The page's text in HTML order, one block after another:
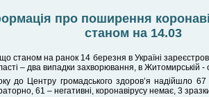
про поширення
станом на 14.03
станом на ранок 14 березня в Україні
– два випадки захворювання, в Житомирській
до Центру громадського здоров’я надійшло
61 – негативні, коронавірусу немає, 3